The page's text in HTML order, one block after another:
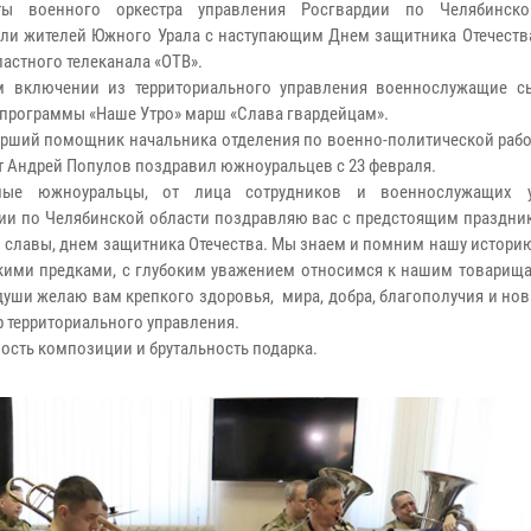
военного оркестра управления Росгвардии по
жителей Южного Урала с наступающим Днем защитника
телеканала «ОТВ».
из территориального управления военнослужащие
«Наше Утро» марш «Слава гвардейцам».
помощник начальника отделения по военно-политической
Андрей Популов поздравил южноуральцев с 23 февраля.
южноуральцы, от лица сотрудников и военнослужащих
по Челябинской области поздравляю вас с предстоящим
славы, днем защитника Отечества. Мы знаем и помним нашу
предками, с глубоким уважением относимся к нашим
желаю вам крепкого здоровья, мира, добра, благополучия и
управления.
композиции и брутальность подарка.